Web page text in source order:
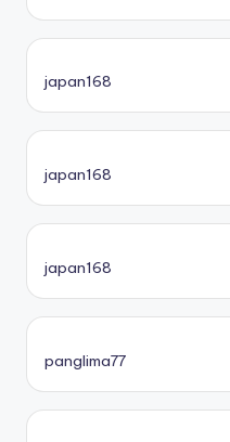
japan168
japan168
japan168
panglima77